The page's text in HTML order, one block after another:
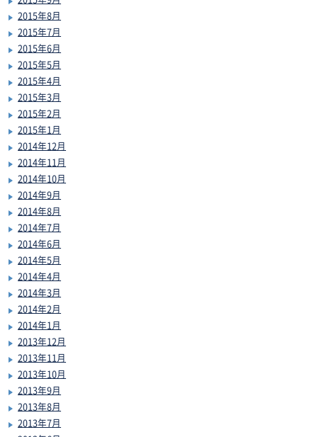
2015年8月
2015年7月
2015年6月
2015年5月
2015年4月
2015年3月
2015年2月
2015年1月
2014年12月
2014年11月
2014年10月
2014年9月
2014年8月
2014年7月
2014年6月
2014年5月
2014年4月
2014年3月
2014年2月
2014年1月
2013年12月
2013年11月
2013年10月
2013年9月
2013年8月
2013年7月